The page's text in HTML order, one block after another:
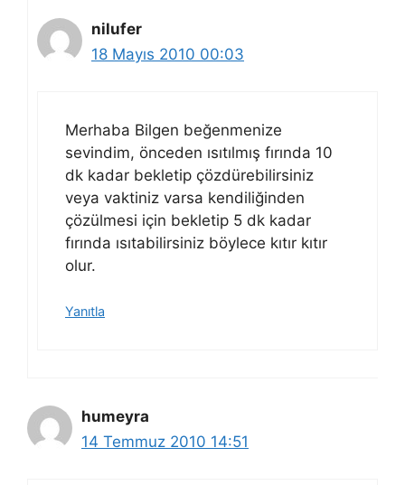
nilufer
18 Mayıs 2010 00:03
Merhaba Bilgen beğenmenize
sevindim, önceden ısıtılmış fırında 10
dk kadar bekletip çözdürebilirsiniz
veya vaktiniz varsa kendiliğinden
çözülmesi için bekletip 5 dk kadar
fırında ısıtabilirsiniz böylece kıtır kıtır
olur.
Yanıtla
humeyra
14 Temmuz 2010 14:51